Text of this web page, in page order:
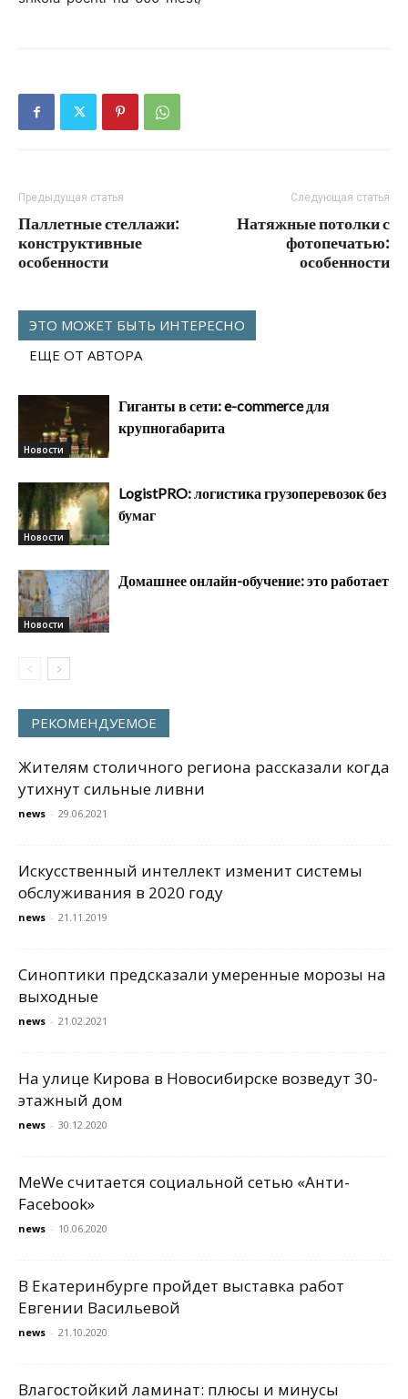
Предыдущая статья
Паллетные стеллажи:
конструктивные
особенности
Следующая статья
Натяжные потолки с
фотопечатью:
особенности
ЭТО МОЖЕТ БЫТЬ ИНТЕРЕСНО
ЕЩЕ ОТ АВТОРА
Новости
Гиганты в сети: e-commerce для
крупногабарита
Новости
LogistPRO: логистика грузоперевозок без
бумаг
Новости
Домашнее онлайн-обучение: это работает
РЕКОМЕНДУЕМОЕ
Жителям столичного региона рассказали когда
утихнут сильные ливни
news - 29.06.2021
Искусственный интеллект изменит системы
обслуживания в 2020 году
news - 21.11.2019
Синоптики предсказали умеренные морозы на
выходные
news - 21.02.2021
На улице Кирова в Новосибирске возведут 30-
этажный дом
news - 30.12.2020
MeWe считается социальной сетью «Анти-
Facebook»
news - 10.06.2020
В Екатеринбурге пройдет выставка работ
Евгении Васильевой
news - 21.10.2020
Влагостойкий ламинат: плюсы и минусы